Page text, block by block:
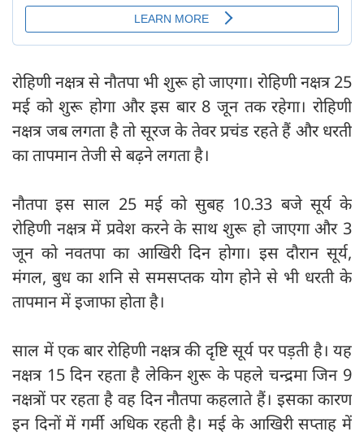
रोहिणी नक्षत्र से नौतपा भी शुरू हो जाएगा। रोहिणी नक्षत्र 25
मई को शुरू होगा और इस बार 8 जून तक रहेगा। रोहिणी
नक्षत्र जब लगता है तो सूरज के तेवर प्रचंड रहते हैं और धरती
का तापमान तेजी से बढ़ने लगता है।
नौतपा इस साल 25 मई को सुबह 10.33 बजे सूर्य के
रोहिणी नक्षत्र में प्रवेश करने के साथ शुरू हो जाएगा और 3
जून को नवतपा का आखिरी दिन होगा। इस दौरान सूर्य,
मंगल, बुध का शनि से समसप्तक योग होने से भी धरती के
तापमान में इजाफा होता है।
साल में एक बार रोहिणी नक्षत्र की दृष्टि सूर्य पर पड़ती है। यह
नक्षत्र 15 दिन रहता है लेकिन शुरू के पहले चन्द्रमा जिन 9
नक्षत्रों पर रहता है वह दिन नौतपा कहलाते हैं। इसका कारण
इन दिनों में गर्मी अधिक रहती है। मई के आखिरी सप्ताह में